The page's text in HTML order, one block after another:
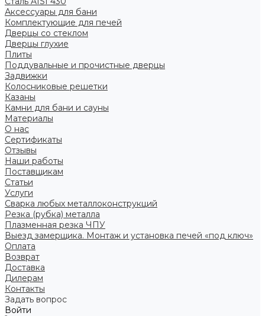
Аксессуары для бани
Комплектующие для печей
Дверцы со стеклом
Дверцы глухие
Плиты
Поддувальные и прочистные дверцы
Задвижки
Колосниковые решетки
Казаны
Камни для бани и сауны
Материалы
О нас
Сертификаты
Отзывы
Наши работы
Поставщикам
Статьи
Услуги
Сварка любых металлоконструкций
Резка (рубка) металла
Плазменная резка ЧПУ
Выезд замерщика. Монтаж и установка печей «под ключ»
Оплата
Возврат
Доставка
Дилерам
Контакты
Задать вопрос
Войти